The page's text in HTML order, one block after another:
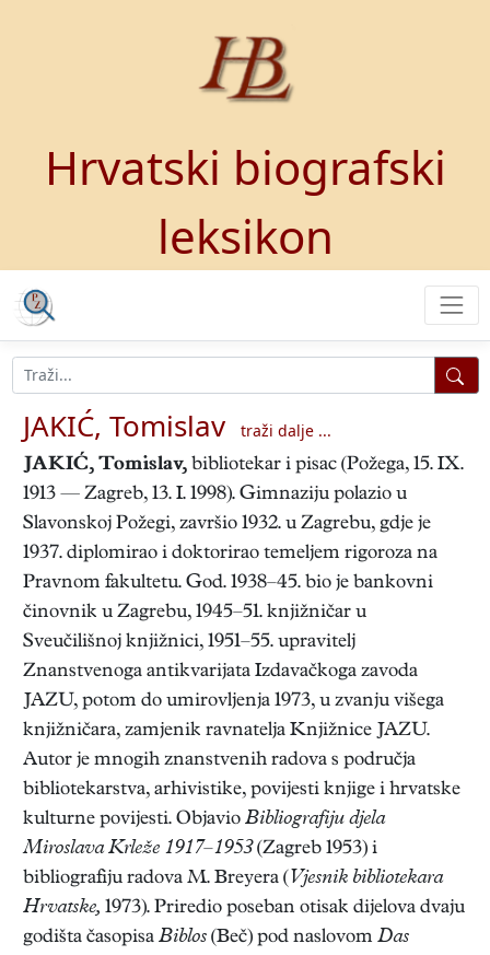
Hrvatski biografski
leksikon
JAKIĆ, Tomislav
traži dalje ...
JAKIĆ, Tomislav, bibliotekar i pisac (Požega, 15. IX.
1913 — Zagreb, 13. I. 1998). Gimnaziju polazio u
Slavonskoj Požegi, završio 1932. u Zagrebu, gdje je
1937. diplomirao i doktorirao temeljem rigoroza na
Pravnom fakultetu. God. 1938–45. bio je bankovni
činovnik u Zagrebu, 1945–51. knjižničar u
Sveučilišnoj knjižnici, 1951–55. upravitelj
Znanstvenoga antikvarijata Izdavačkoga zavoda
JAZU, potom do umirovljenja 1973, u zvanju višega
knjižničara, zamjenik ravnatelja Knjižnice JAZU.
Autor je mnogih znanstvenih radova s područja
bibliotekarstva, arhivistike, povijesti knjige i hrvatske
kulturne povijesti. Objavio Bibliografiju djela
Miroslava Krleže 1917–1953(Zagreb 1953) i
bibliografiju radova M. Breyera ( Vjesnik bibliotekara
Hrvatske, 1973). Priredio poseban otisak dijelova dvaju
godišta časopisa Biblos (Beč) pod naslovom Das